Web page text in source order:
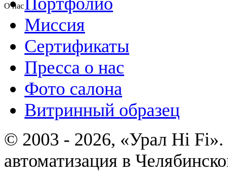
О нас
Миссия
Сертификаты
Пресса о нас
Фото салона
Витринный образец
© 2003 - 2026, «Урал Hi
автоматизация в